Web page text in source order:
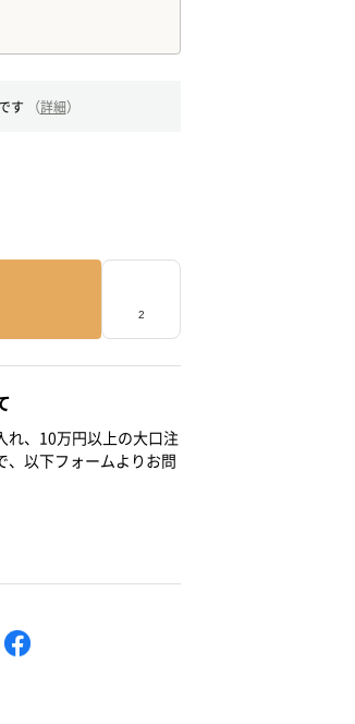
です （詳細）
れ、10万円以上の大口注
、以下フォームよりお問